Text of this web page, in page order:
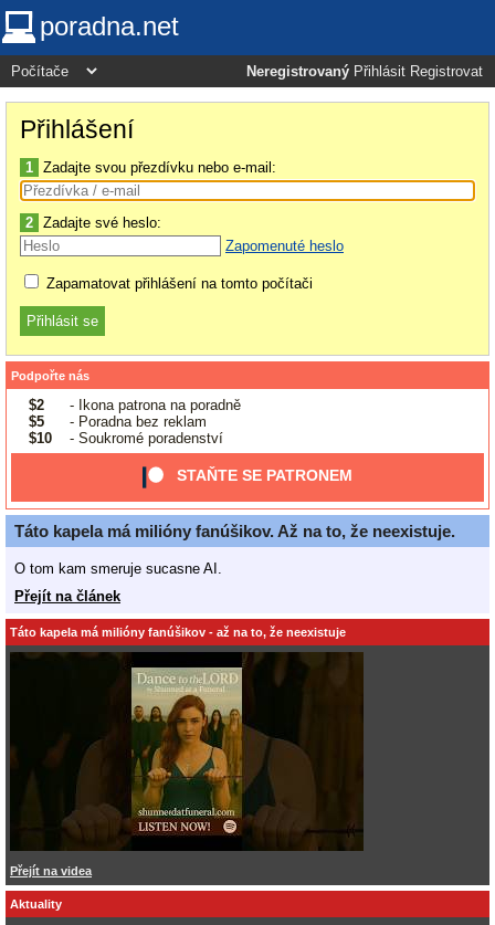
poradna.net
Neregistrovaný Přihlásit Registrovat
Přihlášení
1 Zadajte svou přezdívku nebo e-mail:
2 Zadajte své heslo:
Zapomenuté heslo
Zapamatovat přihlášení na tomto počítači
Podpořte nás
$2
- Ikona patrona na poradně
$5
- Poradna bez reklam
$10
- Soukromé poradenství
STAŇTE SE PATRONEM
Táto kapela má milióny fanúšikov. Až na to, že neexistuje.
O tom kam smeruje sucasne AI.
Přejít na článek
Táto kapela má milióny fanúšikov - až na to, že neexistuje
Přejít na videa
Aktuality